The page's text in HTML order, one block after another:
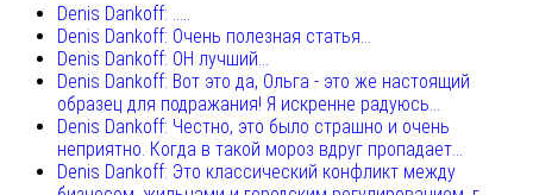
Denis Dankoff: .....
Denis Dankoff: Очень полезная статья...
Denis Dankoff: ОН лучший...
Denis Dankoff: Вот это да, Ольга - это же настоящий
образец для подражания! Я искренне радуюсь...
Denis Dankoff: Честно, это было страшно и очень
неприятно. Когда в такой мороз вдруг пропадает...
Denis Dankoff: Это классический конфликт между